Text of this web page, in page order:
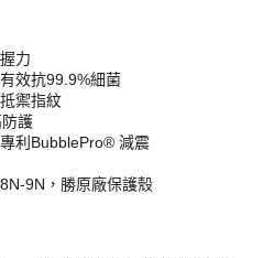
力
效抗99.9%細菌
抵禦指紋
護
利BubblePro® 減震
9N，勝原廠保護殼